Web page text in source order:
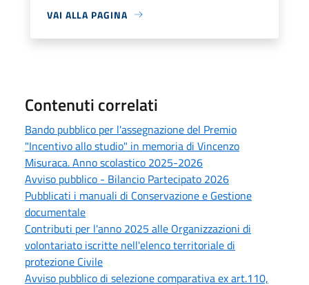
VAI ALLA PAGINA
Contenuti correlati
Bando pubblico per l'assegnazione del Premio
"Incentivo allo studio" in memoria di Vincenzo
Misuraca. Anno scolastico 2025-2026
Avviso pubblico - Bilancio Partecipato 2026
Pubblicati i manuali di Conservazione e Gestione
documentale
Contributi per l'anno 2025 alle Organizzazioni di
volontariato iscritte nell'elenco territoriale di
protezione Civile
Avviso pubblico di selezione comparativa ex art.110,